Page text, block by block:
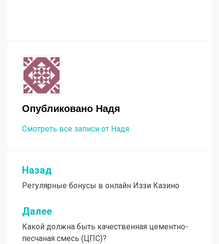
Опубликовано Надя
Смотреть все записи от Надя
Навигация
по
записям
Назад
Регулярные бонусы в онлайн Иззи Казино
Далее
Какой должна быть качественная цементно-
песчаная смесь (ЦПС)?